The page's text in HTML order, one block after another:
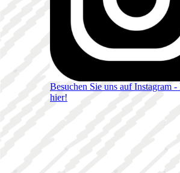
Besuchen Sie uns auf Instagram
hier!